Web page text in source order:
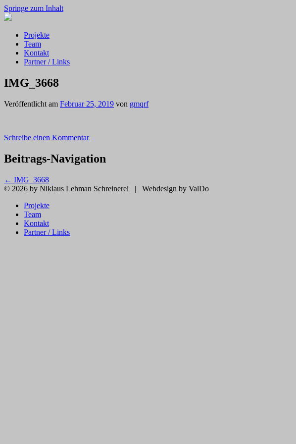
Springe zum Inhalt
Projekte
Team
Kontakt
Partner / Links
IMG_3668
Veröffentlicht am Februar 25, 2019 von gmqrf
Schreibe einen Kommentar
Beitrags-Navigation
← IMG_3668
© 2026 by Niklaus Lehman Schreinerei
| Webdesign by ValDo
Projekte
Team
Kontakt
Partner / Links